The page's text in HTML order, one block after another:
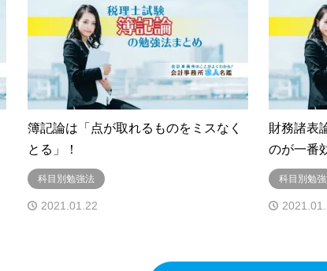
簿記論は「点が取れるものをミスなく
とる」！
科目別勉強法
2021.01.22
財務諸表
のが一番
科目別勉